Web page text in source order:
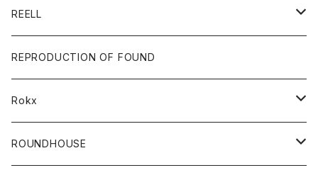
Tシャツ
帽子
グッズ
靴
バック
トップス
カットソー
カーディガン
ボトムス
ショートパンツ
レディース
キーホルダー
財布
バック
REELL
パンツ
ショートパンツ
REPRODUCTION OF FOUND
Rokx
ボトム
ROUNDHOUSE